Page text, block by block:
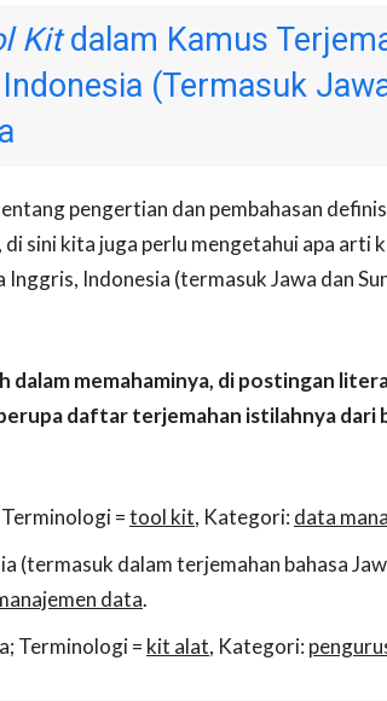
Kitdalam Kamus
(Termasuk
pengertian dan pembahasan
sini kita juga perlu mengetahui apa arti
Inggris, Indonesia (termasuk Jawa dan
dalam memahaminya, di postingan
daftar terjemahan istilahnya dari
=tool kit, Kategori: data
(termasuk dalam terjemahan bahasa
data.
Terminologi = kit alat, Kategori: